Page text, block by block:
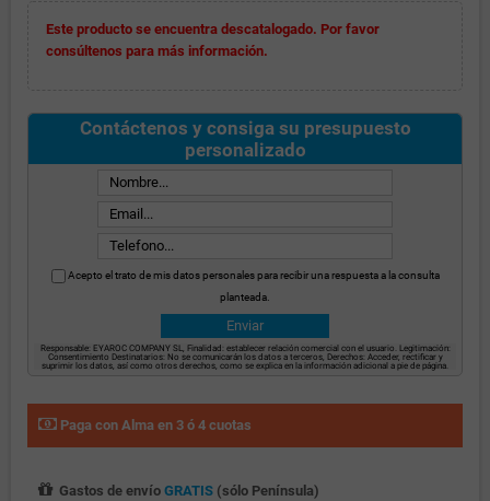
Este producto se encuentra descatalogado. Por favor
consúltenos para más información.
Contáctenos y consiga su presupuesto
personalizado
Acepto el trato de mis datos personales para recibir una respuesta a la consulta
planteada.
Responsable: EYAROC COMPANY SL, Finalidad: establecer relación comercial con el usuario. Legitimación:
Consentimiento Destinatarios: No se comunicarán los datos a terceros, Derechos: Acceder, rectificar y
suprimir los datos, así como otros derechos, como se explica en la información adicional a pie de página.
Paga con Alma en 3 ó 4 cuotas
Gastos de envío GRATIS(sólo Península)